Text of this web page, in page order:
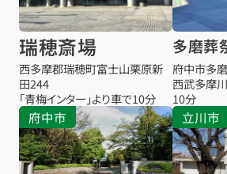
瑞穂斎場
西多摩郡瑞穂町富士山栗原新
田244
「青梅インター」より車で10分
多磨葬
府中市多
西武多摩川
10分
府中市 立川市